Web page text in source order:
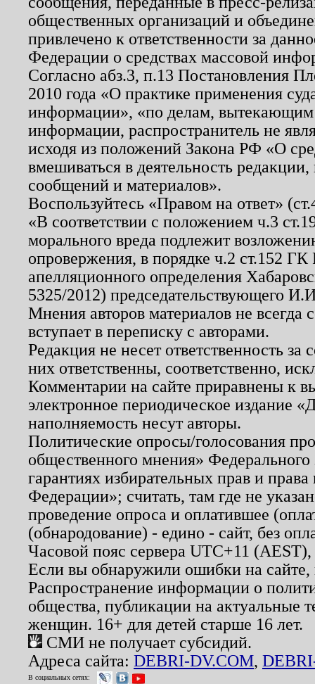
общественных организаций и
привлечено к ответственности за
Федерации о средствах массовой
Согласно абз.3, п.13 Постановления
2010 года «О практике применения
информации», «по делам, вытекающим
информации, распространитель не
исходя из положений Закона РФ «О
вмешиваться в деятельность
сообщений и материалов».
Воспользуйтесь «Правом на ответ»
«В соответствии с положением ч.3
морального вреда подлежит
опровержения, в порядке ч.2 ст.152
апелляционного определения
5325/2012) председательствующего
Мнения авторов материалов не
вступает в переписку с авторами.
Редакция не несет ответственность
них ответственны, соответственно,
Комментарии на сайте приравнены к
электронное периодическое издание
наполняемость несут авторы.
Политические опросы/голосования
общественного мнения»
гарантиях избирательных прав и
Федерации»; считать, там где не
проведение опроса и оплатившее
(обнародование) - едино - сайт, без
Часовой пояс сервера UTC+11
Если вы обнаружили ошибки на
Распространение информации о
общества, публикации на актуальные
женщин. 16+ для детей старше 16 лет.
СМИ не получает субсидий.
Адреса сайта: DEBRI-DV.COM,
В социальных сетях: